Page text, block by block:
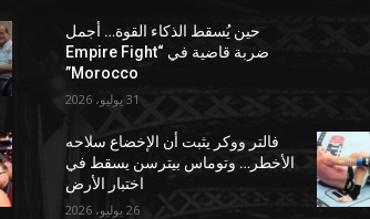
حين يُسقط الذكاء القوة… أجمل
ضربة قاضية في “Empire Fight
Morocco”
31 يوليو، 2026
فالتر ووكر يثبت أن الإخضاع سلاحه
الأخطر… وتوماس بيترسن يسقط في
اختبار الأرض
26 يوليو، 2026